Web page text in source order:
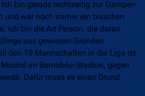
bin gerade rechtzeitig zur Gamper-
und war noch immer ein bisschen
ich bin die Art Person, die daran
aus gewissen Gründen
den 19 Mannschaften in der Liga ist
im Bernabéu-Stadion, gegen
Dafür muss es einen Grund